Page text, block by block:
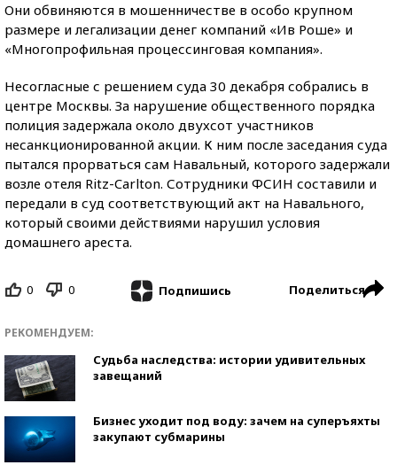
Они обвиняются в мошенничестве в особо крупном
размере и легализации денег компаний «Ив Роше» и
«Многопрофильная процессинговая компания».
Несогласные с решением суда 30 декабря собрались в
центре Москвы. За нарушение общественного порядка
полиция задержала около двухсот участников
несанкционированной акции. К ним после заседания суда
пытался прорваться сам Навальный, которого задержали
возле отеля Ritz-Carlton. Сотрудники ФСИН составили и
передали в суд соответствующий акт на Навального,
который своими действиями нарушил условия
домашнего ареста.
0 0 Подпишись Поделиться
РЕКОМЕНДУЕМ:
Судьба наследства: истории удивительных
завещаний
Бизнес уходит под воду: зачем на суперъяхты
закупают субмарины